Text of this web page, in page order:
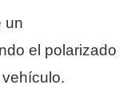
un
el polarizado